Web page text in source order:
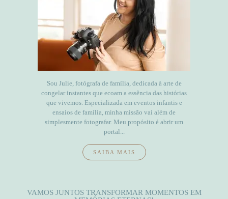
Sou Julie, fotógrafa de família, dedicada à arte de
congelar instantes que ecoam a essência das histórias
que vivemos. Especializada em eventos infantis e
ensaios de família, minha missão vai além de
simplesmente fotografar. Meu propósito é abrir um
portal...
SAIBA MAIS
VAMOS JUNTOS TRANSFORMAR MOMENTOS EM